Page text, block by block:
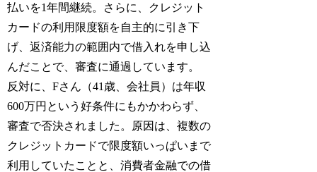
払いを1年間継続。さらに、クレジット
カードの利用限度額を自主的に引き下
げ、返済能力の範囲内で借入れを申し込
んだことで、審査に通過しています。
反対に、Fさん（41歳、会社員）は年収
600万円という好条件にもかかわらず、
審査で否決されました。原因は、複数の
クレジットカードで限度額いっぱいまで
利用していたことと、消費者金融での借